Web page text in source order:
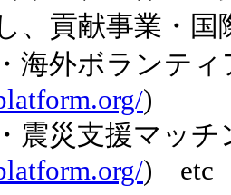
、貢献事業・
・海外ボランテ
)
・震災支援マッ
) etc